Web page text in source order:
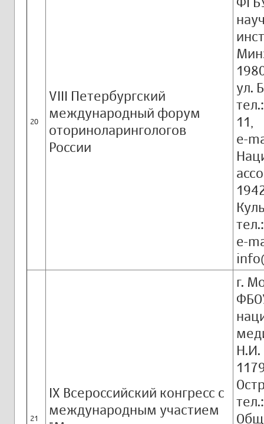
20
VIII Петербургский
международный форум
оториноларингологов
России
ул.
11,
e-
e-
21
IX Всероссийский конгресс с
международным участием
г.
Н.И.